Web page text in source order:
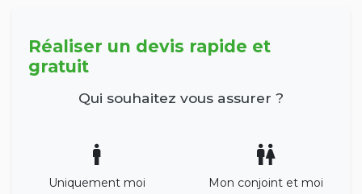
Réaliser un devis rapide et
gratuit
Qui souhaitez vous assurer ?
Uniquement moi Mon conjoint et moi